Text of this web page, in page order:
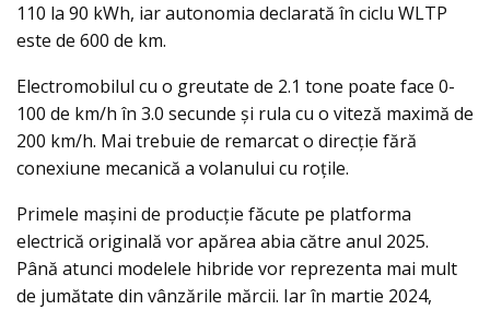
110 la 90 kWh, iar autonomia declarată în ciclu WLTP
este de 600 de km.
Electromobilul cu o greutate de 2.1 tone poate face 0-
100 de km/h în 3.0 secunde şi rula cu o viteză maximă de
200 km/h. Mai trebuie de remarcat o direcţie fără
conexiune mecanică a volanului cu roțile.
Primele mașini de producție făcute pe platforma
electrică originală vor apărea abia către anul 2025.
Până atunci modelele hibride vor reprezenta mai mult
de jumătate din vânzările mărcii. Iar în martie 2024,